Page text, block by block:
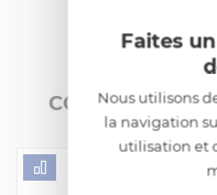
FRANCIS
Faites
Nous utilisons
la navigation
utilisation et